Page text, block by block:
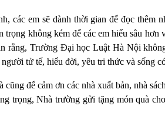
các em sẽ dành thời gian để đọc thêm
không kém để các em hiểu sâu hơn
rằng, Trường Đại học Luật Hà Nội
tử tế, hiểu đời, yêu tri thức và sống
để cảm ơn các nhà xuất bản, nhà
trọng, Nhà trường gửi tặng món quà